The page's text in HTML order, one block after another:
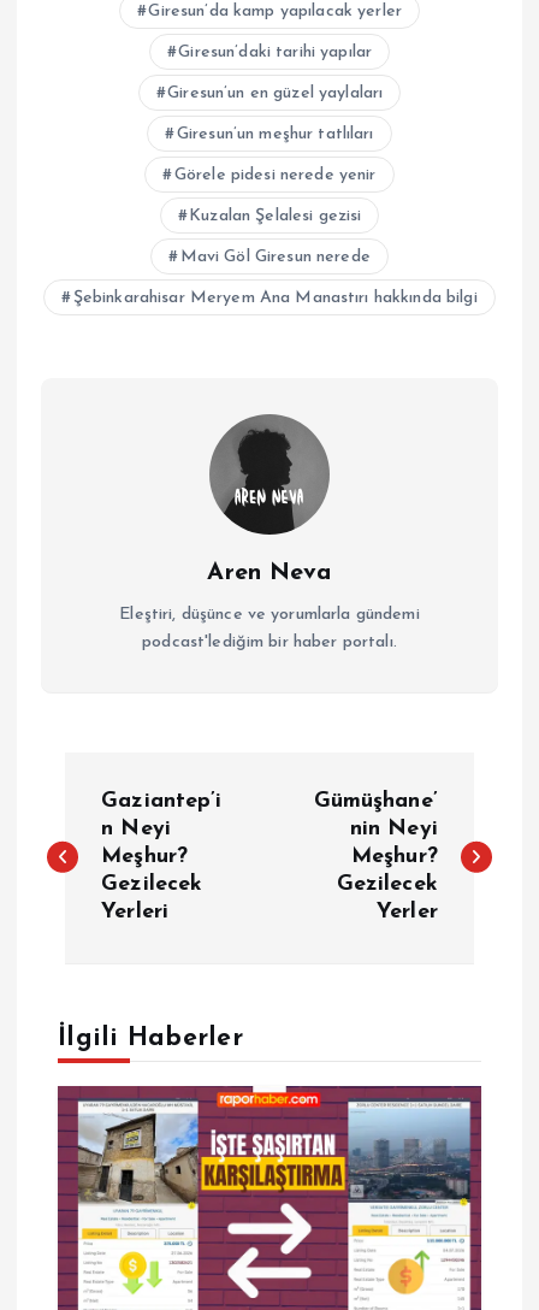
Giresun’da kamp yapılacak yerler
Giresun’daki tarihi yapılar
Giresun’un en güzel yaylaları
Giresun’un meşhur tatlıları
Görele pidesi nerede yenir
Kuzalan Şelalesi gezisi
Mavi Göl Giresun nerede
Şebinkarahisar Meryem Ana Manastırı hakkında bilgi
Aren Neva
Eleştiri, düşünce ve yorumlarla gündemi
podcast'lediğim bir haber portalı.
a
g
e
z
n
Gaziantep’i
n Neyi
Meşhur?
Gezilecek
Yerleri
Gümüşhane’
nin Neyi
Meşhur?
Gezilecek
Yerler
İlgili Haberler